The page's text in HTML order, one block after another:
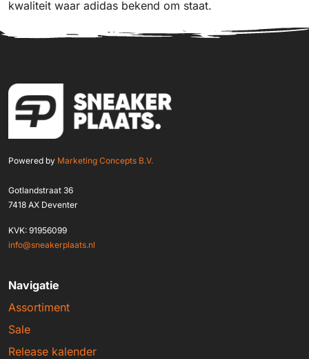
kwaliteit waar adidas bekend om staat.
Powered by Marketing Concepts B.V.
Gotlandstraat 36
7418 AX Deventer
KVK: 91956099
info@sneakerplaats.nl
Navigatie
Assortiment
Sale
Release kalender